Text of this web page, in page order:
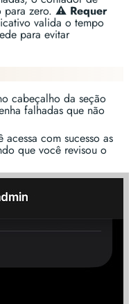
zero. ⚠️ Requer
valida o tempo
para evitar
cabeçalho da seção
falhadas que não
com sucesso as
que você revisou o